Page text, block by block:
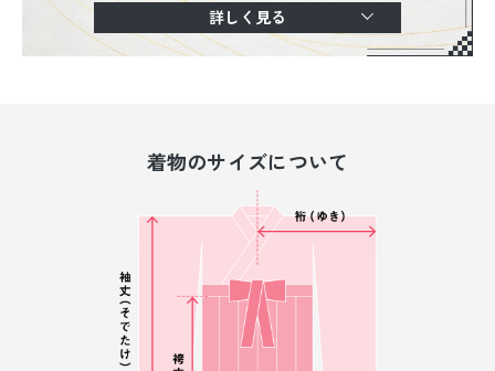
詳しく見る
着物のサイズについて